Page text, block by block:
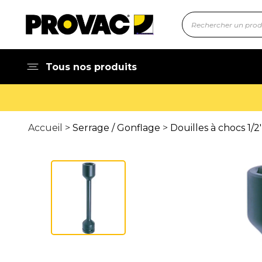
Tous nos produits
Accueil > Serrage / Gonflage > Douilles à chocs 1/